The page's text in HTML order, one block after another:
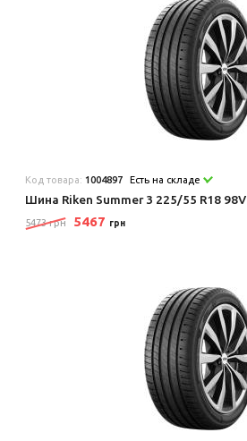
Код товара: 1004897 Есть на складе
Шина Riken Summer 3 225/55 R18 98V
5473 грн 5467 грн